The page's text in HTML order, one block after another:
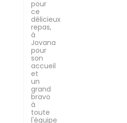
pour
ce
délicieux
repas,
à
Jovana
pour
son
accueil
et
un
grand
bravo
à
toute
l'équipe